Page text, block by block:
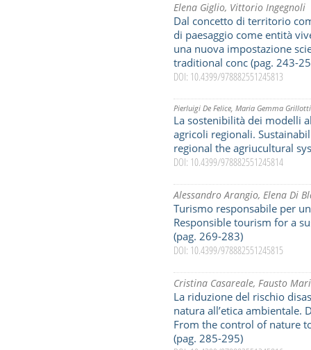
Elena Giglio, Vittorio Ingegnoli
Dal concetto di territorio
di paesaggio come entità
una nuova impostazione
traditional conc (pag. 243-
DOI: 10.4399/978882551245813
Pierluigi De Felice, Maria Gemma
La sostenibilità dei modelli
agricoli regionali.
regional the agriucultural
DOI: 10.4399/978882551245814
Alessandro Arangio, Elena Di
Turismo responsabile per
Responsible tourism for a
(pag. 269-283)
DOI: 10.4399/978882551245815
Cristina Casareale, Fausto
La riduzione del rischio
natura all’etica ambientale.
From the control of nature
(pag. 285-295)